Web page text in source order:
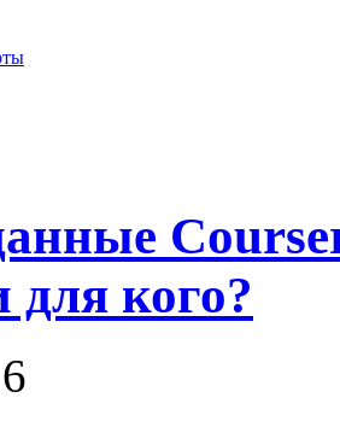
для кого?